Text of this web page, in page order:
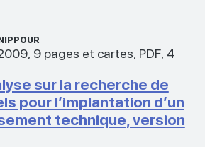
, 9 pages et cartes, PDF, 4
sur la recherche de
pour l’implantation d’un
technique, version